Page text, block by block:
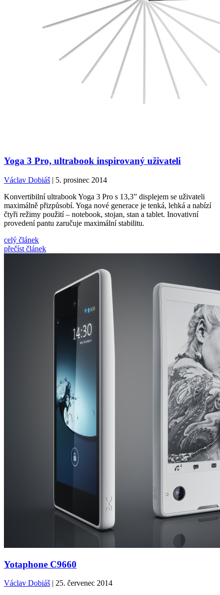
Yoga 3 Pro, ultrabook inspirovaný uživateli
Václav Dobiáš | 5. prosinec 2014
Konvertibilní ultrabook Yoga 3 Pro s 13,3” displejem se uživateli
maximálně přizpůsobí. Yoga nové generace je tenká, lehká a nabízí
čtyři režimy použití – notebook, stojan, stan a tablet. Inovativní
provedení pantu zaručuje maximální stabilitu.
celý článek
přečíst článek
Yotaphone C9660
Václav Dobiáš | 25. červenec 2014